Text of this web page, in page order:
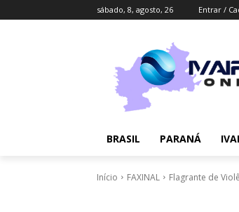
sábado, 8, agosto, 26 Entrar /
BRASIL PARANÁ
Início FAXINAL Flagrante de